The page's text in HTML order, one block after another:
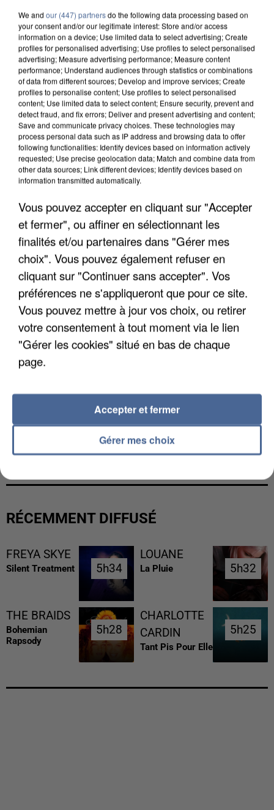
APRÈS TOUTES CES CANICULES, LES REFUGES
DE FAUNE SAUVAGE SONT...
L’UN DES FONDATEURS SUPPOSÉS DE LA DZ
MAFIA INTERPELLÉ EN ALGÉRIE
RÉCEMMENT DIFFUSÉ
FREYA SKYE
Silent Treatment 5h34
5h34
LOUANE
La Pluie 5h32
5h32
THE BRAIDS
Bohemian
Rapsody
5h28
5h28
CHARLOTTE
CARDIN
Tant Pis Pour Elle
5h25
5h25
We and our (447) partnersdo the following data processing based on
your consent and/or our legitimate interest: Store and/or access
information on a device; Use limited data to select advertising; Create
profiles for personalised advertising; Use profiles to select personalised
advertising; Measure advertising performance; Measure content
performance; Understand audiences through statistics or combinations
of data from different sources; Develop and improve services; Create
profiles to personalise content; Use profiles to select personalised
content; Use limited data to select content; Ensure security, prevent and
detect fraud, and fix errors; Deliver and present advertising and content;
Save and communicate privacy choices. These technologies may
process personal data such as IP address and browsing data to offer
following functionalities: Identify devices based on information actively
requested; Use precise geolocation data; Match and combine data from
other data sources; Link different devices; Identify devices based on
information transmitted automatically.
Vous pouvez accepter en cliquant sur "Accepter
et fermer", ou affiner en sélectionnant les
finalités et/ou partenaires dans "Gérer mes
choix". Vous pouvez également refuser en
cliquant sur "Continuer sans accepter". Vos
préférences ne s'appliqueront que pour ce site.
Vous pouvez mettre à jour vos choix, ou retirer
votre consentement à tout moment via le lien
"Gérer les cookies" situé en bas de chaque
page.
Gérer mes choix
Accepter et fermer